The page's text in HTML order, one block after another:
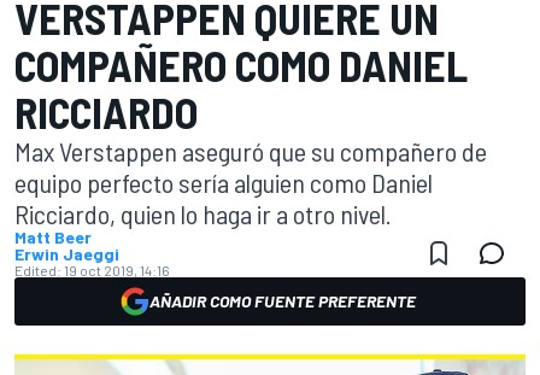
VERSTAPPEN QUIERE UN
COMPAÑERO COMO DANIEL
RICCIARDO
Max Verstappen aseguró que su compañero de
equipo perfecto sería alguien como Daniel
Ricciardo, quien lo haga ir a otro nivel.
Matt Beer
Erwin Jaeggi
Edited: 19 oct 2019, 14:16
AÑADIR COMO FUENTE PREFERENTE